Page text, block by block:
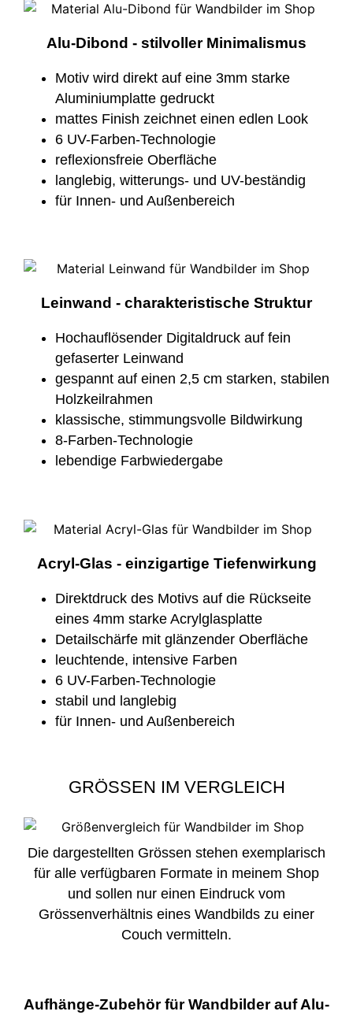
Alu-Dibond - stilvoller Minimalismus
Motiv wird direkt auf eine 3mm starke
Aluminiumplatte gedruckt
mattes Finish zeichnet einen edlen Look
6 UV-Farben-Technologie
reflexionsfreie Oberfläche
langlebig, witterungs- und UV-beständig
für Innen- und Außenbereich
Leinwand - charakteristische Struktur
Hochauflösender Digitaldruck auf fein
gefaserter Leinwand
gespannt auf einen 2,5 cm starken, stabilen
Holzkeilrahmen
klassische, stimmungsvolle Bildwirkung
8-Farben-Technologie
lebendige Farbwiedergabe
Acryl-Glas - einzigartige Tiefenwirkung
Direktdruck des Motivs auf die Rückseite
eines 4mm starke Acrylglasplatte
Detailschärfe mit glänzender Oberfläche
leuchtende, intensive Farben
6 UV-Farben-Technologie
stabil und langlebig
für Innen- und Außenbereich
GRÖSSEN IM VERGLEICH
Die dargestellten Grössen stehen exemplarisch
für alle verfügbaren Formate in meinem Shop
und sollen nur einen Eindruck vom
Grössenverhältnis eines Wandbilds zu einer
Couch vermitteln.
Aufhänge-Zubehör für Wandbilder auf Alu-